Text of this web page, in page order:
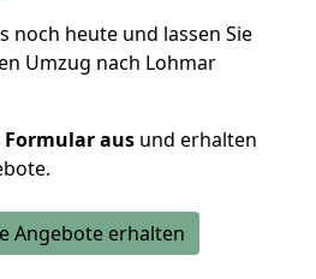
noch heute und lassen Sie
Umzug nach Lohmar
Formular aus und erhalten
Angebote erhalten